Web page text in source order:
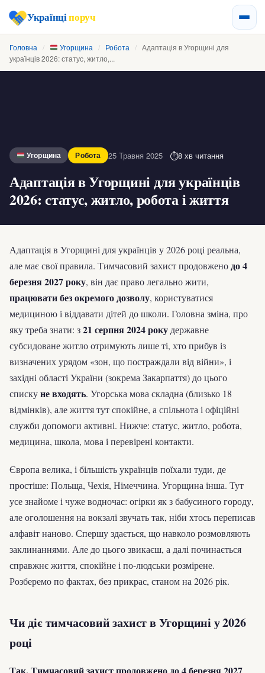
Українціпоруч
Головна / Угорщина / Робота / Адаптація в Угорщині для
українців 2026: статус, житло,...
Угорщина Робота 25 Травня 2025 8 хв читання
Адаптація в Угорщині для українців
2026: статус, житло, робота і життя
Адаптація в Угорщині для українців у 2026 році реальна,
але має свої правила. Тимчасовий захист продовженодо 4
березня 2027 року, він дає право легально жити,
працювати без окремого дозволу, користуватися
медициною і віддавати дітей до школи. Головна зміна, про
яку треба знати: з21 серпня 2024 року державне
субсидоване житло отримують лише ті, хто прибув із
визначених урядом «зон, що постраждали від війни», і
західні області України (зокрема Закарпаття) до цього
спискуне входять. Угорська мова складна (близько 18
відмінків), але життя тут спокійне, а спільнота і офіційні
служби допомоги активні. Нижче: статус, житло, робота,
медицина, школа, мова і перевірені контакти.
Європа велика, і більшість українців поїхали туди, де
простіше: Польща, Чехія, Німеччина. Угорщина інша. Тут
усе знайоме і чуже водночас: огірки як з бабусиного городу,
але оголошення на вокзалі звучать так, ніби хтось переписав
алфавіт наново. Спершу здається, що навколо розмовляють
заклинаннями. Але до цього звикаєш, а далі починається
справжнє життя, спокійне і по-людськи розмірене.
Розберемо по фактах, без прикрас, станом на 2026 рік.
Чи діє тимчасовий захист в Угорщині у 2026
році